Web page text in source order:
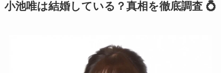
小池唯は結婚している？真相を徹底調査 💍